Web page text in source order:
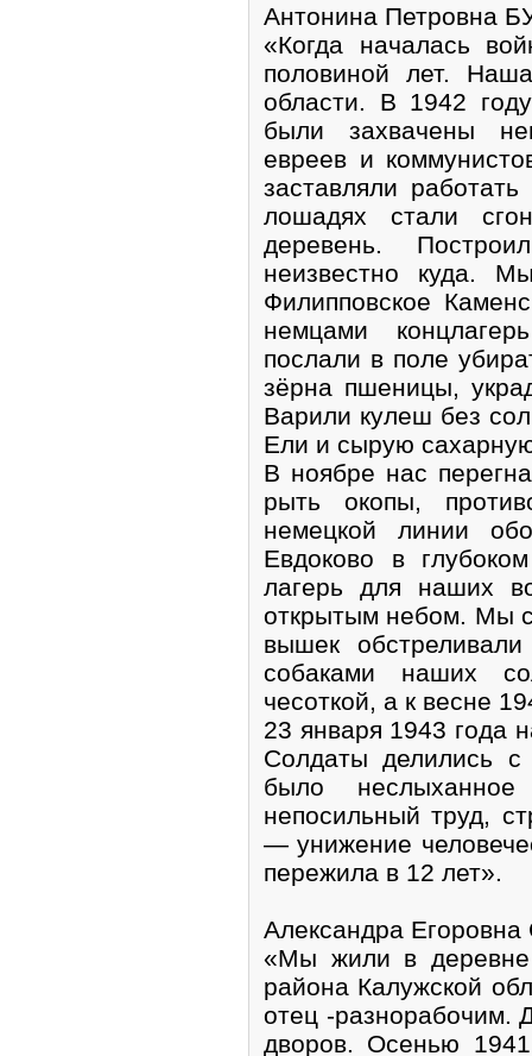
Антонина Петровна
«Когда началась
половиной лет.
области. В 1942
были захвачены
евреев и
заставляли
лошадях стали
деревень.
неизвестно куда.
Филипповское
немцами
послали в поле
зёрна пшеницы,
Варили кулеш без
Ели и сырую
В ноябре нас
рыть окопы,
немецкой линии
Евдоково в
лагерь для наших
открытым небом. Мы
вышек
собаками наших
чесоткой, а к весне
23 января 1943 года
Солдаты делились
было
непосильный труд,
— унижение
пережила в 12 лет».
Александра
«Мы жили в деревне
района Калужской
отец -разнорабочим.
дворов. Осенью